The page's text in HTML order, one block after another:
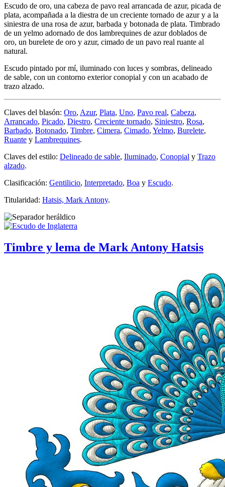
Escudo de oro, una cabeza de pavo real arrancada de azur, picada de
plata, acompañada a la diestra de un creciente tornado de azur y a la
siniestra de una rosa de azur, barbada y botonada de plata. Timbrado
de un yelmo adornado de dos lambrequines de azur doblados de
oro, un burelete de oro y azur, cimado de un pavo real ruante al
natural.
Escudo pintado por mí, iluminado con luces y sombras, delineado
de sable, con un contorno exterior conopial y con un acabado de
trazo alzado.
Claves del blasón: Oro, Azur, Plata, Uno, Pavo real, Cabeza,
Arrancado, Picado, Diestro, Creciente tornado, Siniestro, Rosa,
Barbado, Botonado, Timbre, Cimera, Cimado, Yelmo, Burelete,
Ruante y Lambrequines.
Claves del estilo: Delineado de sable, Iluminado, Conopial y Trazo
alzado.
Clasificación: Gentilicio, Interpretado, Boa y Escudo.
Titularidad: Hatsis, Mark Antony.
Timbre y lema de Mark Antony Hatsis